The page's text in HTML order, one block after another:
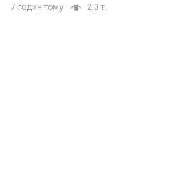
7 годин тому 2,0 т.